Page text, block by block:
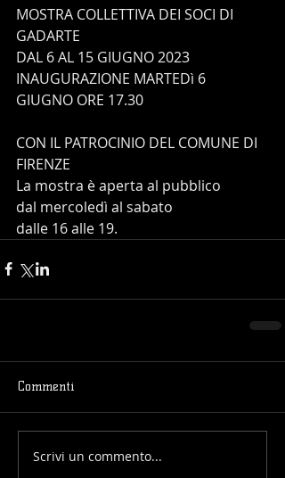
MOSTRA COLLETTIVA DEI SOCI DI
GADARTE
DAL 6 AL 15 GIUGNO 2023
INAUGURAZIONE MARTEDì 6
GIUGNO ORE 17.30
CON IL PATROCINIO DEL COMUNE DI
FIRENZE
La mostra è aperta al pubblico
dal mercoledì al sabato
dalle 16 alle 19.
Commenti
Scrivi un commento...